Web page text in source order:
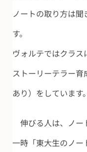
ノートの取り方は
す。
ヴォルテではクラス
ストーリーテラー
あり）をしています。
伸びる人は、ノー
一時「東大生のノー